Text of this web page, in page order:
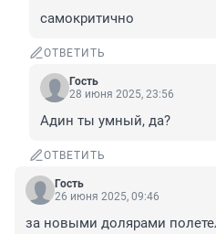
самокритично
ОТВЕТИТЬ
Гость
28 июня 2025, 23:56
Адин ты умный, да?
ОТВЕТИТЬ
Гость
26 июня 2025, 09:46
за новыми долярами